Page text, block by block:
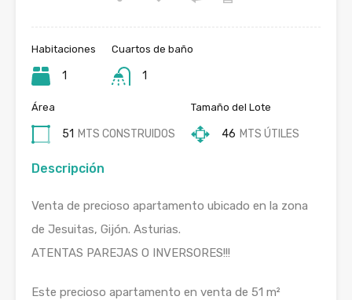
Habitaciones
1
Cuartos de baño
1
Área
51 MTS CONSTRUIDOS
Tamaño del Lote
46 MTS ÚTILES
Descripción
Venta de precioso apartamento ubicado en la zona
de Jesuitas, Gijón. Asturias.
ATENTAS PAREJAS O INVERSORES!!!
Este precioso apartamento en venta de 51 m²